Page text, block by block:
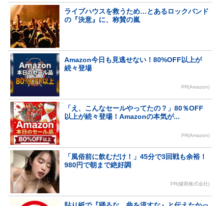
ライブハウスを救うため…とあるロックバンド
の『決意』に、称賛の嵐
Amazon今日も見逃せない！80%OFF以上が
続々登場
PR(Amazon)
「え、こんなセールやってたの？」80％OFF
以上が続々登場！Amazonの本気が...
PR(Amazon)
「風俗前に飲むだけ！」45分で3回戦も余裕！
980円で朝まで絶好調
PR(健商株式会社)